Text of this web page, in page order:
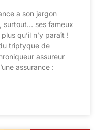
a son jargon
surtout… ses fameux
qu’il n’y paraît !
triptyque de
assureur
assurance :